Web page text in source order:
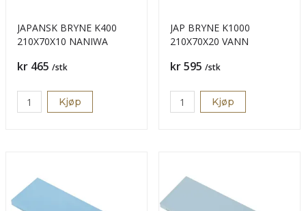
JAPANSK BRYNE K400
210X70X10 NANIWA
Pris
kr 465 /stk
Kjøp
JAP BRYNE K1000
210X70X20 VANN
Pris
kr 595 /stk
Kjøp